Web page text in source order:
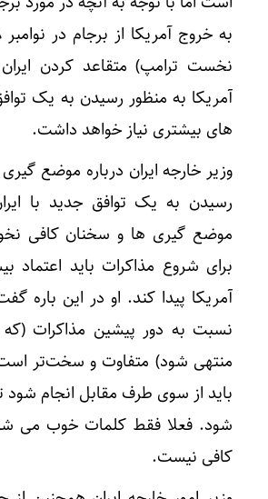
نخست ترامپ) متقاعد کردن ایران
آمریکا به منظور رسیدن به یک
های بیشتری نیاز خواهد داشت.
وزیر خارجه ایران درباره موضع
رسیدن به یک توافق جدید با
موضع گیری ها و سخنان کافی
برای شروع مذاکرات باید اعتماد
آمریکا پیدا کند. او در این باره
نسبت به دور پیشین مذاکرات (که
منتهی شود) متفاوت و سخت‌تر
باید از سوی طرف مقابل انجام شود
شود. فعلا فقط کلمات خوب می
کافی نیست.